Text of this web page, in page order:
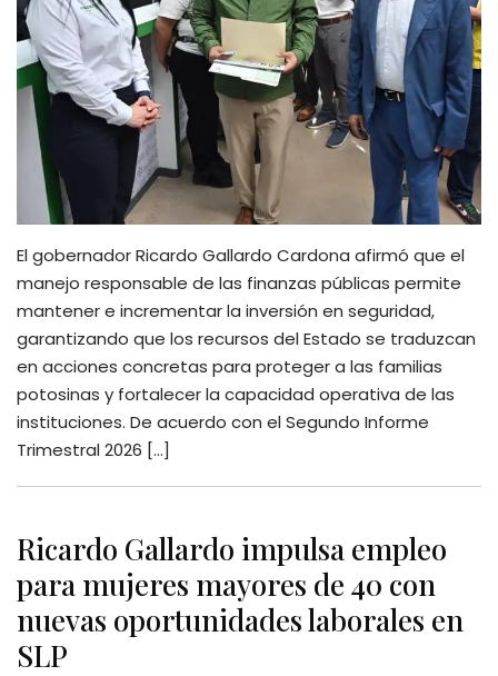
El gobernador Ricardo Gallardo Cardona afirmó que el
manejo responsable de las finanzas públicas permite
mantener e incrementar la inversión en seguridad,
garantizando que los recursos del Estado se traduzcan
en acciones concretas para proteger a las familias
potosinas y fortalecer la capacidad operativa de las
instituciones. De acuerdo con el Segundo Informe
Trimestral 2026 […]
Ricardo Gallardo impulsa empleo
para mujeres mayores de 40 con
nuevas oportunidades laborales en
SLP